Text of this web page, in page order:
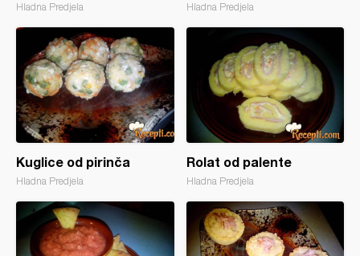
Hladna Predjela Hladna Predjela
Kuglice od pirinča
Hladna Predjela
Rolat od palente
Hladna Predjela